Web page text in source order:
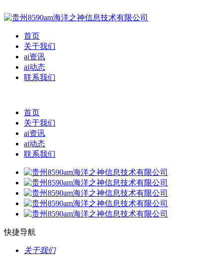
首页
关于我们
ai资讯
ai动态
联系我们
首页
关于我们
ai资讯
ai动态
联系我们
快捷导航
关于我们